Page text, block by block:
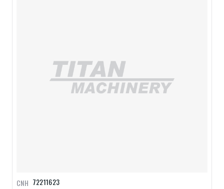
72211623
CNH